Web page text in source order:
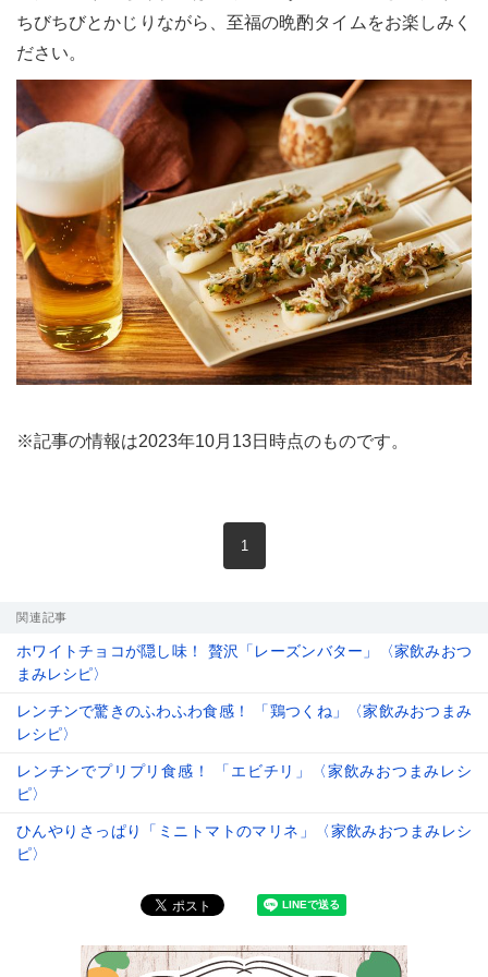
ちびちびとかじりながら、至福の晩酌タイムをお楽しみく
ださい。
※記事の情報は2023年10月13日時点のものです。
1
関連記事
ホワイトチョコが隠し味！ 贅沢「レーズンバター」〈家飲みおつ
まみレシピ〉
レンチンで驚きのふわふわ食感！ 「鶏つくね」〈家飲みおつまみ
レシピ〉
レンチンでプリプリ食感！ 「エビチリ」〈家飲みおつまみレシ
ピ〉
ひんやりさっぱり「ミニトマトのマリネ」〈家飲みおつまみレシ
ピ〉